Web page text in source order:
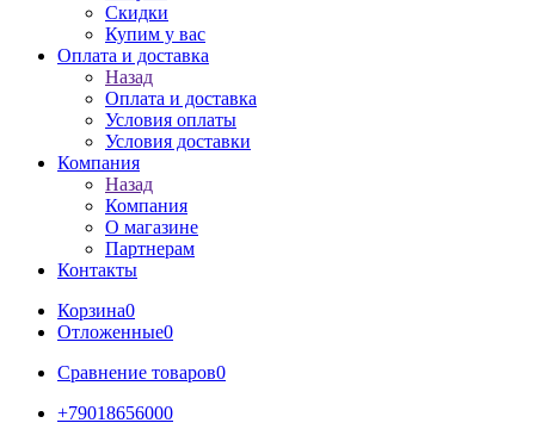
Скидки
Купим у вас
Оплата и доставка
Назад
Оплата и доставка
Условия оплаты
Условия доставки
Компания
Назад
Компания
О магазине
Партнерам
Контакты
Корзина0
Отложенные0
Сравнение товаров0
+79018656000